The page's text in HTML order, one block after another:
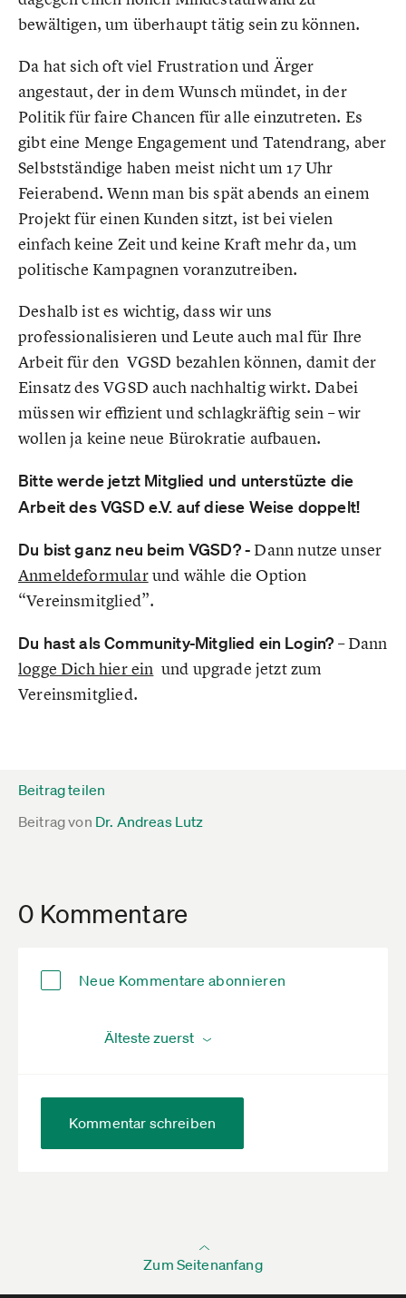
bewältigen, um überhaupt tätig sein zu können.
Da hat sich oft viel Frustration und Ärger
angestaut, der in dem Wunsch mündet, in der
Politik für faire Chancen für alle einzutreten. Es
gibt eine Menge Engagement und Tatendrang, aber
Selbstständige haben meist nicht um 17 Uhr
Feierabend. Wenn man bis spät abends an einem
Projekt für einen Kunden sitzt, ist bei vielen
einfach keine Zeit und keine Kraft mehr da, um
politische Kampagnen voranzutreiben.
Deshalb ist es wichtig, dass wir uns
professionalisieren und Leute auch mal für Ihre
Arbeit für den VGSD bezahlen können, damit der
Einsatz des VGSD auch nachhaltig wirkt. Dabei
müssen wir effizient und schlagkräftig sein – wir
wollen ja keine neue Bürokratie aufbauen.
Bitte werde jetzt Mitglied und unterstüzte die
Arbeit des VGSD e.V. auf diese Weise doppelt!
Du bist ganz neu beim VGSD?- Dann nutze unser
Anmeldeformularund wähle die Option
“Vereinsmitglied”.
Du hast alsCommunity-Mitglied ein Login? – Dann
logge Dich hier ein und upgrade jetzt zum
Vereinsmitglied.
Beitrag teilen
Beitrag von Dr. Andreas Lutz
0 Kommentare
Neue Kommentare abonnieren
Kommentar schreiben
Zum Seitenanfang